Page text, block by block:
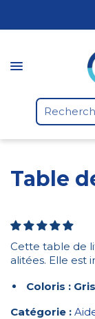
Table
Cette table de
alitées. Elle est
Coloris :
Catégorie :